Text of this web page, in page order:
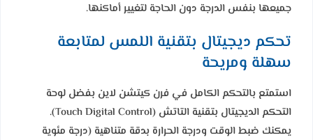
جميعها بنفس الدرجة دون الحاجة لتغيير أماكنها.
تحكم ديجيتال بتقنية اللمس لمتابعة
سهلة ومريحة
استمتع بالتحكم الكامل في فرن كيتشن لاين بفضل لوحة
التحكم الديجيتال بتقنية التاتش (Touch Digital Control).
يمكنك ضبط الوقت ودرجة الحرارة بدقة متناهية (درجة مئوية